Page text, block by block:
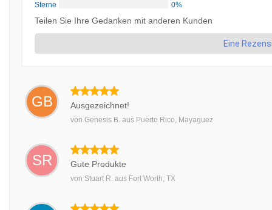
Sterne
0%
Teilen Sie Ihre Gedanken mit anderen Kunden
Eine
GB Ausgezeichnet!
von Genesis B. aus Puerto Rico, Mayaguez
SR Gute Produkte
von Stuart R. aus Fort Worth, TX